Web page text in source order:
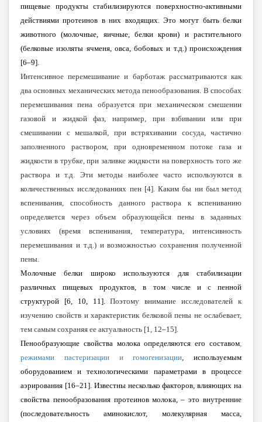
пищевые продукты стабилизируются поверхностно-активными
действиями протеинов в них входящих. Это могут быть белки
животного (молочные, яичные, белки крови) и растительного
(белковые изоляты ячменя, овса, бобовых и т.д.) происхождения
[6–9].
Интенсивное перемешивание и барботаж рассматриваются как
два основных механических метода пенообразования. В способах
перемешивания пена образуется при механическом смешении
газовой и жидкой фаз, например, при взбивании или при
смешивании с мешалкой, при встряхивании сосуда, частично
заполненного раствором, при одновременном потоке газа и
жидкости в трубке, при заливке жидкости на поверхность того же
раствора и т.д. Эти методы наиболее часто используются в
количественных исследованиях пен [4]. Каким бы ни был метод
вспенивания, способность данного раствора к вспениванию
определяется через объем образующейся пены в заданных
условиях (время вспенивания, температура, интенсивность
перемешивания и т.д.) и возможностью сохранения полученной
пены.
Молочные белки широко используются для стабилизации
различных пищевых продуктов, в том числе и с пенной
структурой [6, 10, 11].Поэтому внимание исследователей к
изучению свойств и характеристик белковой пены не ослабевает,
тем самым сохраняя ее актуальность [1, 12–15].
Пенообразующие свойства молока определяются его составом
режимами пастеризации и гомогенизации , используемым
оборудованием и технологическими параметрами в процессе
аэрирования [16–21]. Известны несколько факторов, влияющих на
свойства пенообразования протеинов молока, – это внутренние
(последовательность аминокислот, молекулярная масса,